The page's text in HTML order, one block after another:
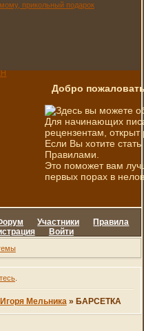
Добро
Здесь вы можете
Для начинающих
рецензентам, открыт
Если Вы хотите
Правилами.
Это поможет вам
первых порах в
Участники
Правила
Войти
.
Мельника » БАРСЕТКА